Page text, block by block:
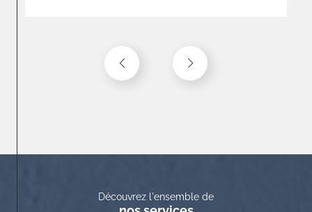
Découvrez l'ensemble de